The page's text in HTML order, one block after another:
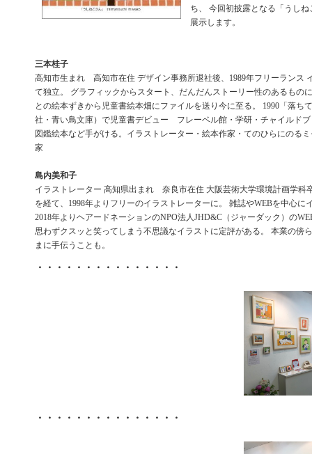
ち、 今回初披露となる「うし
展示します。
三本桂子
高知市生まれ 高知市在住 デザイン事務所退社後、1989年フリーランス
て独立。 グラフィックからスタート、だんだんストーリー性のあるもの
との絵本ずきから児童書絵本畑にファイルを送り今に至る。 1990「落ち
社・青い鳥文庫）で児童書デビュー フレーベル館・学研・チャイルド
図鑑絵本など手がける。イラストレーター・絵本作家・てのひらにのる
家
島内美和子
イラストレーター 高知県出まれ 奈良市在住 大阪芸術大学環境計画学科
を経て、1998年よりフリーのイラストレーターに。 雑誌やWEBを中心に
2018年よりヘアードネーションのNPO法人JHD&C（ジャーダック）の
思わずクスッと笑ってしまう不思議なイラストに定評がある。 本業の傍
まに手伝うことも。
・・・・・・・・・・・・・・・
・・・・・・・・・・・・・・・